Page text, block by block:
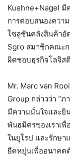
Kuehne+Nagel มี
การตอบสนองควา
โซลูชันคลังสินค้าอั
Sgro สมาชิกคณะก
ผิดชอบธุรกิจโลจิ
Mr. Marc van
Group กล่าวว่า “ภ
มีความมั่นใจและยิ
พันธมิตรของเราเ
ในยุโรป และรักษา
ยืดหยุ่นเพื่ออนาคต